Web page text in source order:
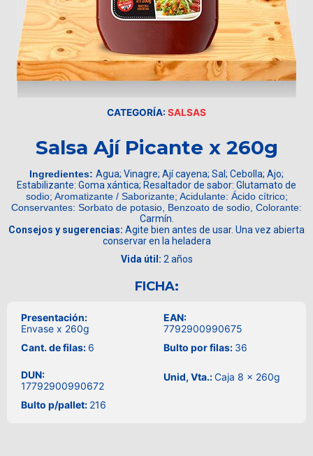
CATEGORÍA: SALSAS
Salsa Ají Picante x 260g
Ingredientes: Agua; Vinagre; Ají cayena; Sal; Cebolla; Ajo;
Estabilizante: Goma xántica; Resaltador de sabor: Glutamato de
sodio; Aromatizante / Saborizante; Acidulante: Ácido cítrico;
Conservantes: Sorbato de potasio, Benzoato de sodio, Colorante:
Carmín.
Consejos y sugerencias: Agite bien antes de usar. Una vez abierta
conservar en la heladera
Vida útil: 2 años
FICHA:
Presentación:
Envase x 260g
Cant. de filas: 6
EAN:
7792900990675
Bulto por filas: 36
DUN:
17792900990672
Bulto p/pallet: 216
Unid, Vta.:Caja 8 x 260g